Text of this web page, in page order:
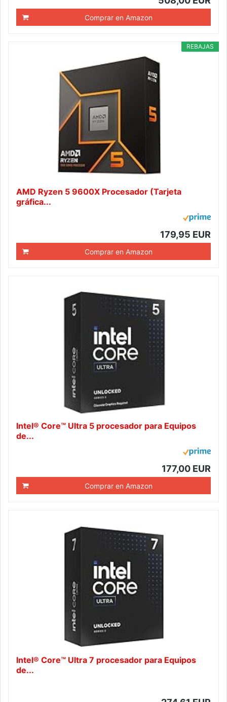
Comprar en Amazon
REBAJAS
AMD Ryzen 5 9600X Procesador (Tarjeta
gráfica...
179,95 EUR
Comprar en Amazon
Intel® Core™ Ultra 5 procesador para Equipos
de...
177,00 EUR
Comprar en Amazon
Intel® Core™ Ultra 7 procesador para Equipos
de...